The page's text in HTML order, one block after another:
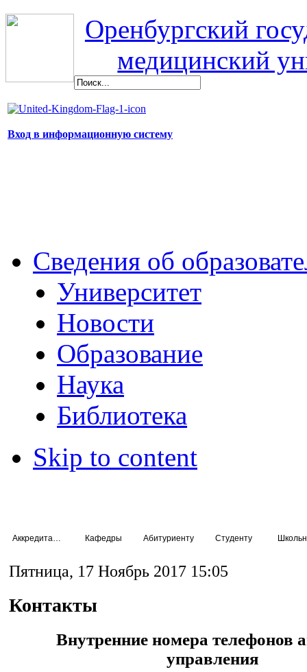
Оренбургский
медицинский
Вход в информационную систему
Сведения об
Университет
Новости
Образование
Наука
Библиотека
Skip to content
Кафедры Абитуриенту Студенту
Пятница, 17 Ноябрь 2017 15:05
Контакты
Внутренние номера телефонов
управления